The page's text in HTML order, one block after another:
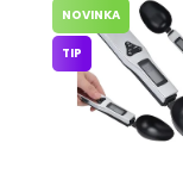
NOVINKA
TIP